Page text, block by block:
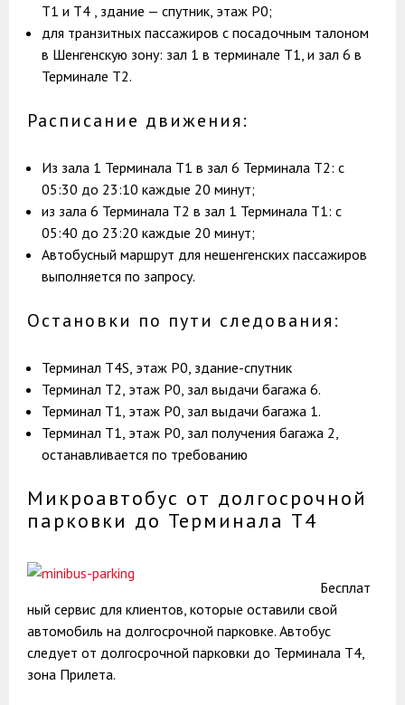
Т1 и Т4 , здание — спутник, этаж Р0;
для транзитных пассажиров с посадочным талоном
в Шенгенскую зону: зал 1 в терминале Т1, и зал 6 в
Терминале Т2.
Расписание движения:
Из зала 1 Терминала Т1 в зал 6 Терминала Т2: с
05:30 до 23:10 каждые 20 минут;
из зала 6 Терминала Т2 в зал 1 Терминала Т1: с
05:40 до 23:20 каждые 20 минут;
Автобусный маршрут для нешенгенских пассажиров
выполняется по запросу.
Остановки по пути следования:
Терминал T4S, этаж Р0, здание-спутник
Терминал T2, этаж Р0, зал выдачи багажа 6.
Терминал T1, этаж Р0, зал выдачи багажа 1.
Терминал T1, этаж Р0, зал получения багажа 2,
останавливается по требованию
Микроавтобус от долгосрочной
парковки до Терминала T4
Бесплат
ный сервис для клиентов, которые оставили свой
автомобиль на долгосрочной парковке. Автобус
следует от долгосрочной парковки до Терминала T4,
зона Прилета.